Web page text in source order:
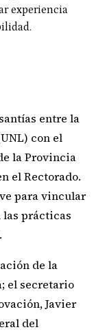
experiencia
entre la
con el
la Provincia
el Rectorado.
para vincular
prácticas
de la
el secretario
Javier
del